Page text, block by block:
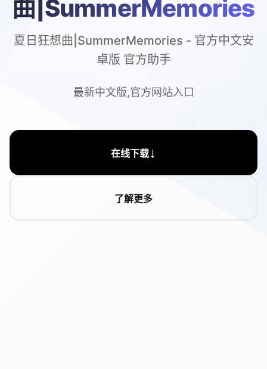
曲|SummerMemories
夏日狂想曲|SummerMemories - 官方中文安
卓版 官方助手
最新中文版,官方网站入口
在线下载↓
了解更多